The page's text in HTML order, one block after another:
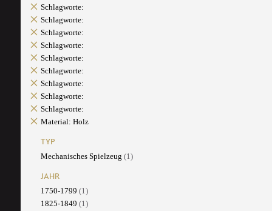
Schlagworte:
Schlagworte:
Schlagworte:
Schlagworte:
Schlagworte:
Schlagworte:
Schlagworte:
Schlagworte:
Schlagworte:
Material: Holz
TYP
Mechanisches Spielzeug (1)
JAHR
1750-1799 (1)
1825-1849 (1)